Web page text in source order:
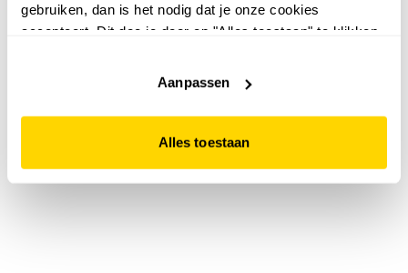
gebruiken, dan is het nodig dat je onze cookies
accepteert. Dit doe je door op "Alles toestaan" te klikken.
website niet optimaal functioneert.
Aanpassen
Alles toestaan